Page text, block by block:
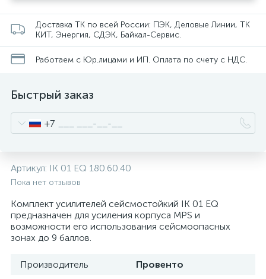
Доставка ТК по всей России: ПЭК, Деловые Линии, ТК
КИТ, Энергия, СДЭК, Байкал-Сервис.
Работаем с Юр.лицами и ИП. Оплата по счету с НДС.
Быстрый заказ
+7
Артикул: IK 01 EQ 180.60.40
Пока нет отзывов
Комплект усилителей сейсмостойкий IK 01 EQ
предназначен для усиления корпуса MPS и
возможности его использования сейсмоопасных
зонах до 9 баллов.
Производитель
Провенто